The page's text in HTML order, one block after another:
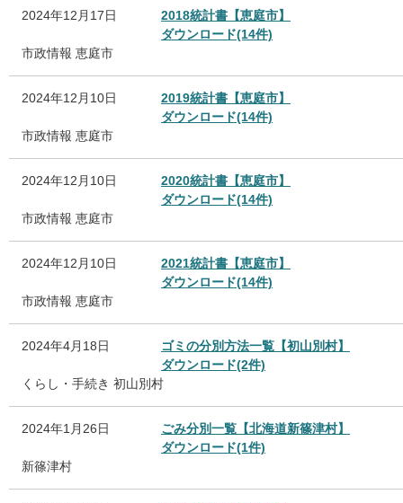
2024年12月17日
2018統計書【恵庭市】
ダウンロード(14件)
市政情報 恵庭市
2024年12月10日
2019統計書【恵庭市】
ダウンロード(14件)
市政情報 恵庭市
2024年12月10日
2020統計書【恵庭市】
ダウンロード(14件)
市政情報 恵庭市
2024年12月10日
2021統計書【恵庭市】
ダウンロード(14件)
市政情報 恵庭市
2024年4月18日
ゴミの分別方法一覧【初山別村】
ダウンロード(2件)
くらし・手続き 初山別村
2024年1月26日
ごみ分別一覧【北海道新篠津村】
ダウンロード(1件)
新篠津村